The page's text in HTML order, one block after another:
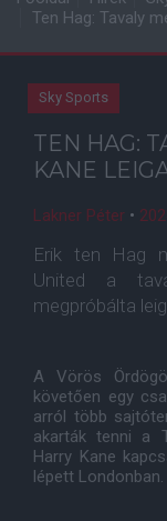
Ten Hag: Tavaly
Sky Sports
TEN HAG:
KANE
Lakner Péter •
Erik ten Hag
United a
megpróbálta
A Vörös
követően egy
arról több
akarták tenni a
Harry Kane
lépett Londonban.